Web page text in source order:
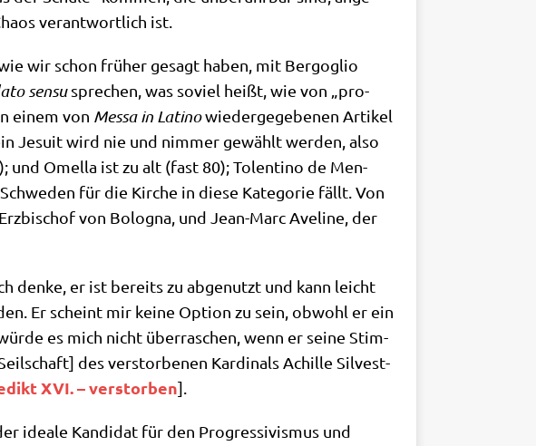
ver­ant­wort­lich ist.
wir schon frü­her gesagt haben, mit Berg­o­glio
sen­suspre­chen, was soviel heißt, wie von „pro­
einem von Mes­sa in Lati­nowie­der­ge­ge­be­nen Arti­kel
Jesu­it wird nie und nim­mer gewählt wer­den, also
und Omel­la ist zu alt (fast 80); Tolen­ti­no de Men­
für die Kir­che in die­se Kate­go­rie fällt. Von
von Bolo­gna, und Jean-Marc Ave­li­ne, der
den­ke, er ist bereits zu abge­nutzt und kann leicht
Er scheint mir kei­ne Opti­on zu sein, obwohl er ein
es mich nicht über­ra­schen, wenn er sei­ne Stim­
des ver­stor­be­nen Kar­di­nals Achil­le Sil­ve­st­
XVI. – ver­stor­ben].
idea­le Kan­di­dat für den Pro­gres­si­vis­mus und